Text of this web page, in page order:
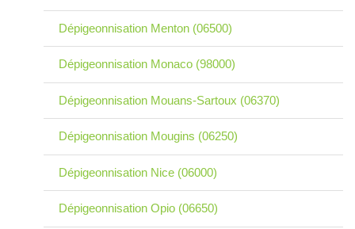
Dépigeonnisation Menton (06500)
Dépigeonnisation Monaco (98000)
Dépigeonnisation Mouans-Sartoux (06370)
Dépigeonnisation Mougins (06250)
Dépigeonnisation Nice (06000)
Dépigeonnisation Opio (06650)